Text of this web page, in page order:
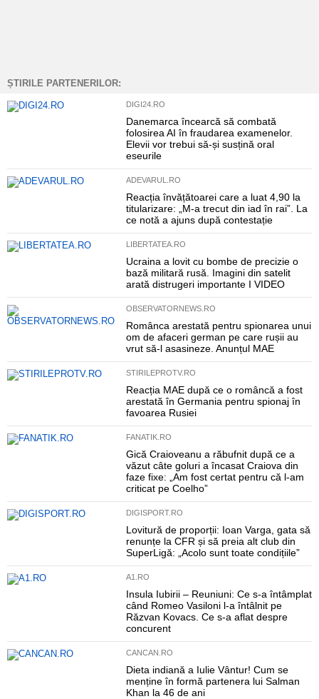
ȘTIRILE PARTENERILOR:
DIGI24.RO
Danemarca încearcă să combată
folosirea AI în fraudarea examenelor.
Elevii vor trebui să-și susțină oral
eseurile
ADEVARUL.RO
Reacția învățătoarei care a luat 4,90 la
titularizare: „M-a trecut din iad în rai”. La
ce notă a ajuns după contestație
LIBERTATEA.RO
Ucraina a lovit cu bombe de precizie o
bază militară rusă. Imagini din satelit
arată distrugeri importante I VIDEO
OBSERVATORNEWS.RO
Românca arestată pentru spionarea unui
om de afaceri german pe care rușii au
vrut să-l asasineze. Anunțul MAE
STIRILEPROTV.RO
Reacția MAE după ce o româncă a fost
arestată în Germania pentru spionaj în
favoarea Rusiei
FANATIK.RO
Gică Craioveanu a răbufnit după ce a
văzut câte goluri a încasat Craiova din
faze fixe: „Am fost certat pentru că l-am
criticat pe Coelho”
DIGISPORT.RO
Lovitură de proporții: Ioan Varga, gata să
renunțe la CFR și să preia alt club din
SuperLigă: „Acolo sunt toate condițiile”
A1.RO
Insula Iubirii – Reuniuni: Ce s-a întâmplat
când Romeo Vasiloni l-a întâlnit pe
Răzvan Kovacs. Ce s-a aflat despre
concurent
CANCAN.RO
Dieta indiană a Iulie Vântur! Cum se
menține în formă partenera lui Salman
Khan la 46 de ani